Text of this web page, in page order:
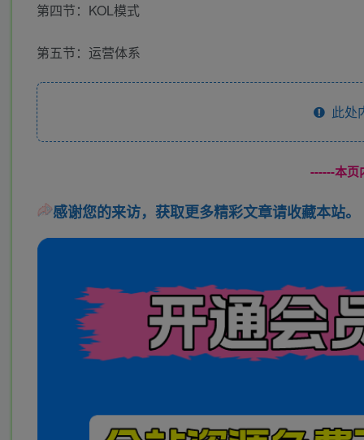
第四节：KOL模式
第五节：运营体系
此处
------本页
感谢您的来访，获取更多精彩文章请收藏本站。